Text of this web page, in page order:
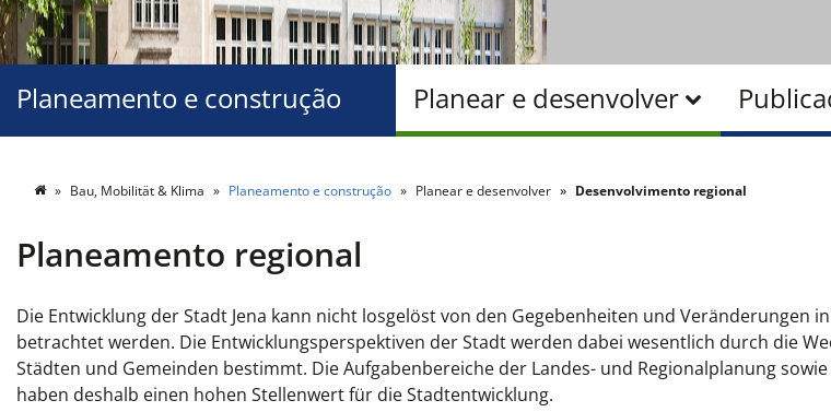
Planear e desenvolver
Planeamento e construção
Bau, Mobilität & Klima Planeamento e construção Planear e desenvolver Desenvolvimento regional
Planeamento regional
Die Entwicklung der Stadt Jena kann nicht losgelöst von den Gegebenheiten und Veränderungen
betrachtet werden. Die Entwicklungsperspektiven der Stadt werden dabei wesentlich durch die
Städten und Gemeinden bestimmt. Die Aufgabenbereiche der Landes- und Regionalplanung sowie
haben deshalb einen hohen Stellenwertfür dieStadtentwicklung.